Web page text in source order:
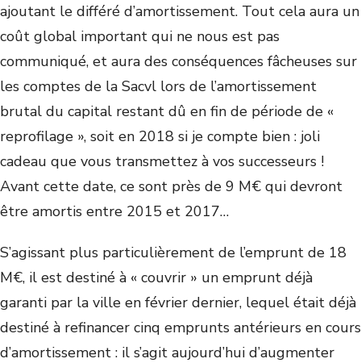
ajoutant le différé d’amortissement. Tout cela aura un
coût global important qui ne nous est pas
communiqué, et aura des conséquences fâcheuses sur
les comptes de la Sacvl lors de l’amortissement
brutal du capital restant dû en fin de période de «
reprofilage », soit en 2018 si je compte bien : joli
cadeau que vous transmettez à vos successeurs !
Avant cette date, ce sont près de 9 M€ qui devront
être amortis entre 2015 et 2017…
S’agissant plus particulièrement de l’emprunt de 18
M€, il est destiné à « couvrir » un emprunt déjà
garanti par la ville en février dernier, lequel était déjà
destiné à refinancer cinq emprunts antérieurs en cours
d’amortissement : il s’agit aujourd’hui d’augmenter